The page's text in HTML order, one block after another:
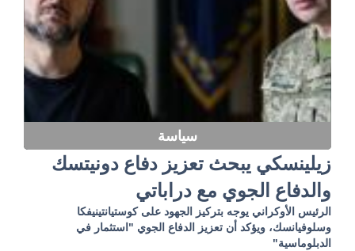
سياسة
زيلينسكي يبحث تعزيز دفاع دونيتسك
والدفاع الجوي مع دراباتي
الرئيس الأوكراني يوجه بتركيز الجهود على كوستيانتينيفكا
وسلوفيانسك، ويؤكد أن تعزيز الدفاع الجوي "استثمار في
الدبلوماسية"